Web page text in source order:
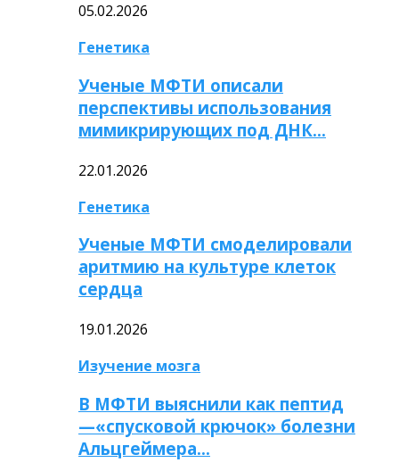
05.02.2026
Генетика
Ученые МФТИ описали
перспективы использования
мимикрирующих под ДНК…
22.01.2026
Генетика
Ученые МФТИ смоделировали
аритмию на культуре клеток
сердца
19.01.2026
Изучение мозга
В МФТИ выяснили как пептид
—«спусковой крючок» болезни
Альцгеймера…